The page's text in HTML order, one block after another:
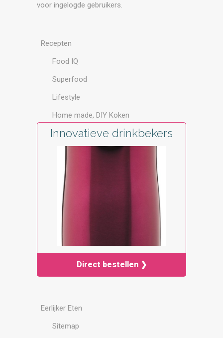
voor ingelogde gebruikers.
Recepten
Food IQ
Superfood
Lifestyle
Home made, DIY Koken
Innovatieve drinkbekers
Direct bestellen ❯
Eerlijker Eten
Sitemap